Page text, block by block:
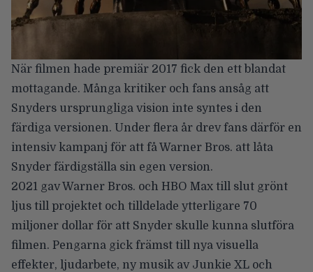
När filmen hade premiär 2017 fick den ett blandat
mottagande. Många kritiker och fans ansåg att
Snyders ursprungliga vision inte syntes i den
färdiga versionen. Under flera år drev fans därför en
intensiv kampanj för att få Warner Bros. att låta
Snyder färdigställa sin egen version.
2021 gav Warner Bros. och HBO Max till slut grönt
ljus till projektet och tilldelade ytterligare 70
miljoner dollar för att Snyder skulle kunna slutföra
filmen. Pengarna gick främst till nya visuella
effekter, ljudarbete, ny musik av Junkie XL och